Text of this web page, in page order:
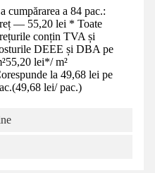
cumpărarea a 84 pac.:
— 55,20 lei * Toate
conțin TVA și
DEEE și DBA pe
55,20 lei*/ m²
la 49,68 lei pe
(49,68 lei/ pac.)